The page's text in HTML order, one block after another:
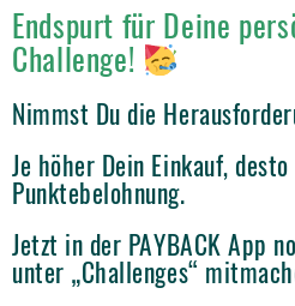
Endspurt für Deine
Challenge!
Nimmst Du die
Je höher Dein Einkauf,
Punktebelohnung.
Jetzt in der PAYBACK App
unter „Challenges“